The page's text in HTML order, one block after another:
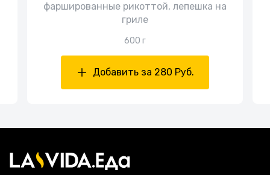
фаршированные рикоттой, лепешка на
гриле
600 г
Добавить за 280 Руб.